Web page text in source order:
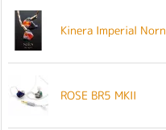
Kinera Imperial Norn
ROSE BR5 MKII